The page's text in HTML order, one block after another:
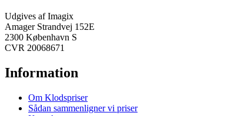
Udgives af Imagix
Amager Strandvej 152E
2300 København S
CVR 20068671
Information
Om Klodspriser
Sådan sammenligner vi priser